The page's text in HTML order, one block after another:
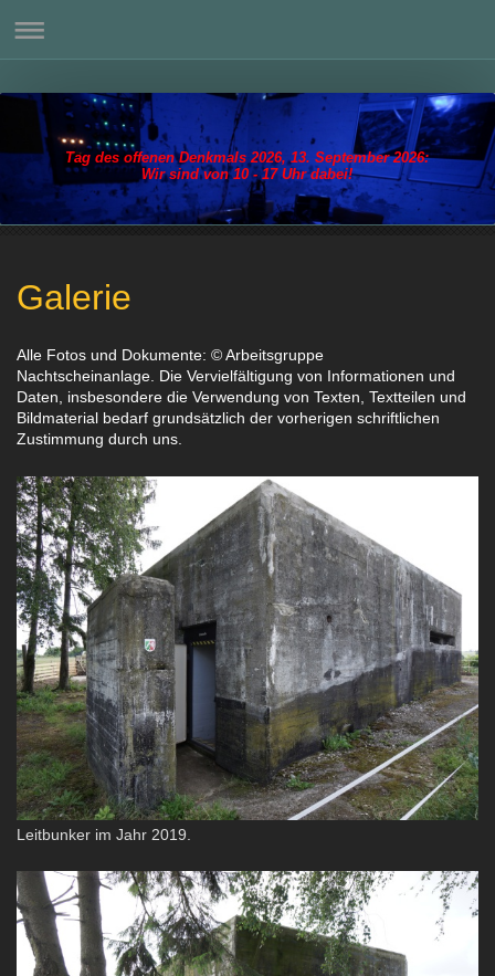
Tag des offenen Denkmals 2026, 13. September 2026:
Wir sind von 10 - 17 Uhr dabei!
Galerie
Alle Fotos und Dokumente: © Arbeitsgruppe
Nachtscheinanlage. Die Vervielfältigung von Informationen und
Daten, insbesondere die Verwendung von Texten, Textteilen und
Bildmaterial bedarf grundsätzlich der vorherigen schriftlichen
Zustimmung durch uns.
Leitbunker im Jahr 2019.